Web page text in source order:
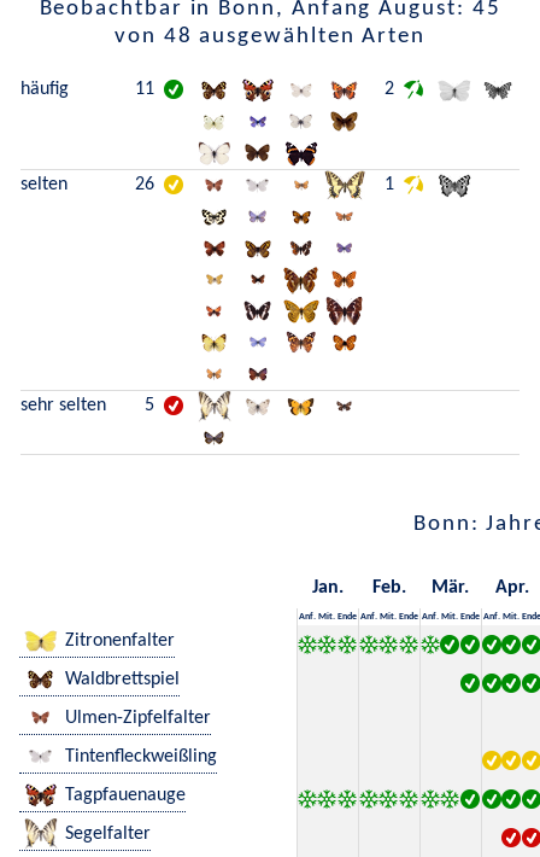
Beobachtbar in Bonn, Anfang August: 45
von 48 ausgewählten Arten
häufig 11 2
selten 26 1
sehr selten 5
Bonn:
Jan. Feb. Mär. Apr.
Anf. Mit. Ende Anf. Mit. Ende Anf. Mit. Ende Anf. Mit. Ende
Zitronenfalter
Waldbrettspiel
Ulmen-Zipfelfalter
Tintenfleckweißling
Tagpfauenauge
Segelfalter